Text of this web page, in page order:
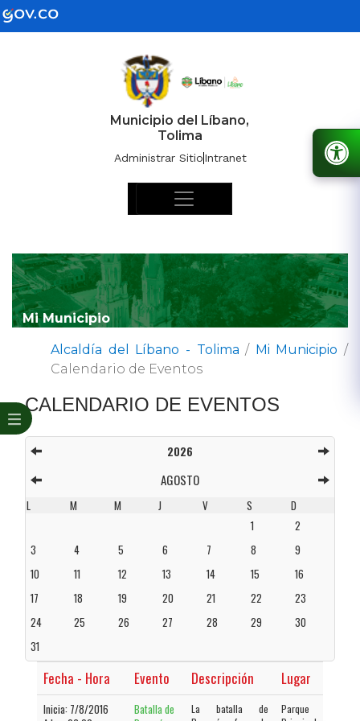
Municipio del Líbano,
Tolima
Administrar SitioIntranet
Mi Municipio
Alcaldía del Líbano - Tolima / Mi Municipio /
Calendario de Eventos
​CALENDARI​O DE EVENTOS